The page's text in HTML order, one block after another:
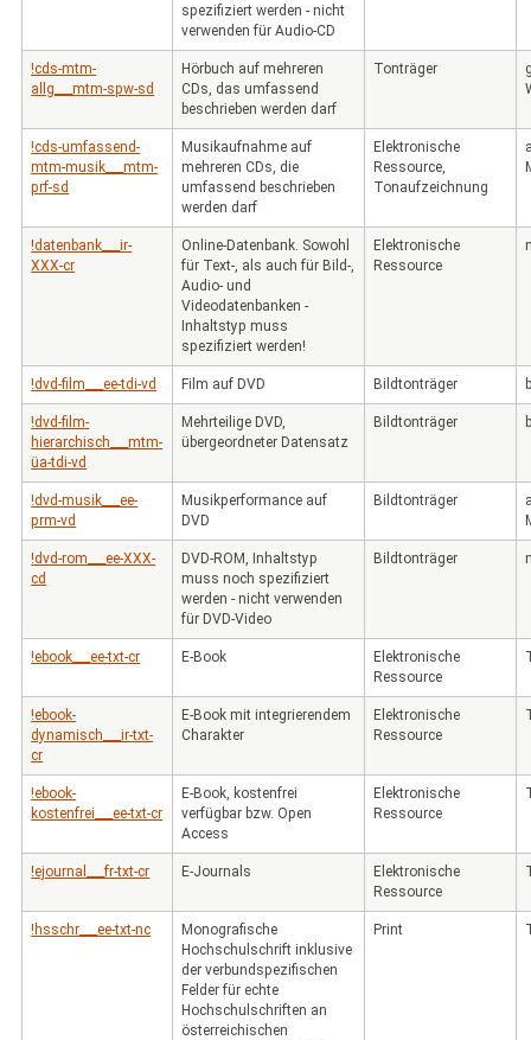
spezifiziert werden - nicht
verwenden für Audio-CD
!cds-mtm-
allg___mtm-spw-sd
Hörbuch auf mehreren
CDs, das umfassend
beschrieben werden darf
Tonträger
!cds-umfassend-
mtm-musik___mtm-
prf-sd
Musikaufnahme auf
mehreren CDs, die
umfassend beschrieben
werden darf
Elektronische
Ressource,
Tonaufzeichnung
!datenbank___ir-
XXX-cr
Online-Datenbank. Sowohl
für Text-, als auch für Bild-,
Audio- und
Videodatenbanken -
Inhaltstyp muss
spezifiziert werden!
Elektronische
Ressource
!dvd-film___ee-tdi-vd Film auf DVD Bildtonträger
!dvd-film-
hierarchisch___mtm-
üa-tdi-vd
Mehrteilige DVD,
übergeordneter Datensatz
Bildtonträger
!dvd-musik___ee-
prm-vd
Musikperformance auf
DVD
Bildtonträger
!dvd-rom___ee-XXX-
cd
DVD-ROM, Inhaltstyp
muss noch spezifiziert
werden - nicht verwenden
für DVD-Video
Bildtonträger
!ebook___ee-txt-cr E-Book
Elektronische
Ressource
!ebook-
dynamisch___ir-txt-
cr
E-Book mit integrierendem
Charakter
Elektronische
Ressource
!ebook-
kostenfrei___ee-txt-cr
E-Book, kostenfrei
verfügbar bzw. Open
Access
Elektronische
Ressource
!ejournal___fr-txt-cr E-Journals
Elektronische
Ressource
!hsschr___ee-txt-nc
Monografische
Hochschulschrift inklusive
der verbundspezifischen
Felder für echte
Hochschulschriften an
österreichischen
Print